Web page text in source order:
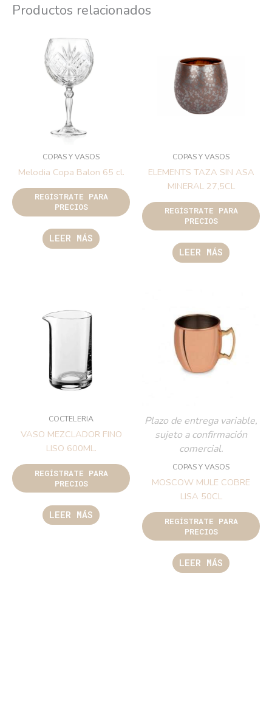
Productos relacionados
COPAS Y VASOS
Melodia Copa Balon 65 cl.
REGÍSTRATE PARA
PRECIOS
LEER MÁS
COPAS Y VASOS
ELEMENTS TAZA SIN ASA
MINERAL 27,5CL
REGÍSTRATE PARA
PRECIOS
LEER MÁS
COCTELERIA
VASO MEZCLADOR FINO
LISO 600ML.
REGÍSTRATE PARA
PRECIOS
LEER MÁS
Plazo de entrega variable,
sujeto a confirmación
comercial.
COPAS Y VASOS
MOSCOW MULE COBRE
LISA 50CL
REGÍSTRATE PARA
PRECIOS
LEER MÁS